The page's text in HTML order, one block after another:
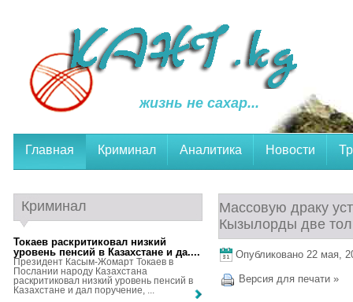
жизнь не сахар...
Главная Криминал Аналитика Новости
Массовую драку
Кызылорды две
Опубликовано 22 мая,
Версия для печати »
Криминал
Токаев раскритиковал низкий
уровень пенсий в Казахстане и да....
Президент Касым-Жомарт Токаев в
Послании народу Казахстана
раскритиковал низкий уровень пенсий в
Казахстане и дал поручение, ...